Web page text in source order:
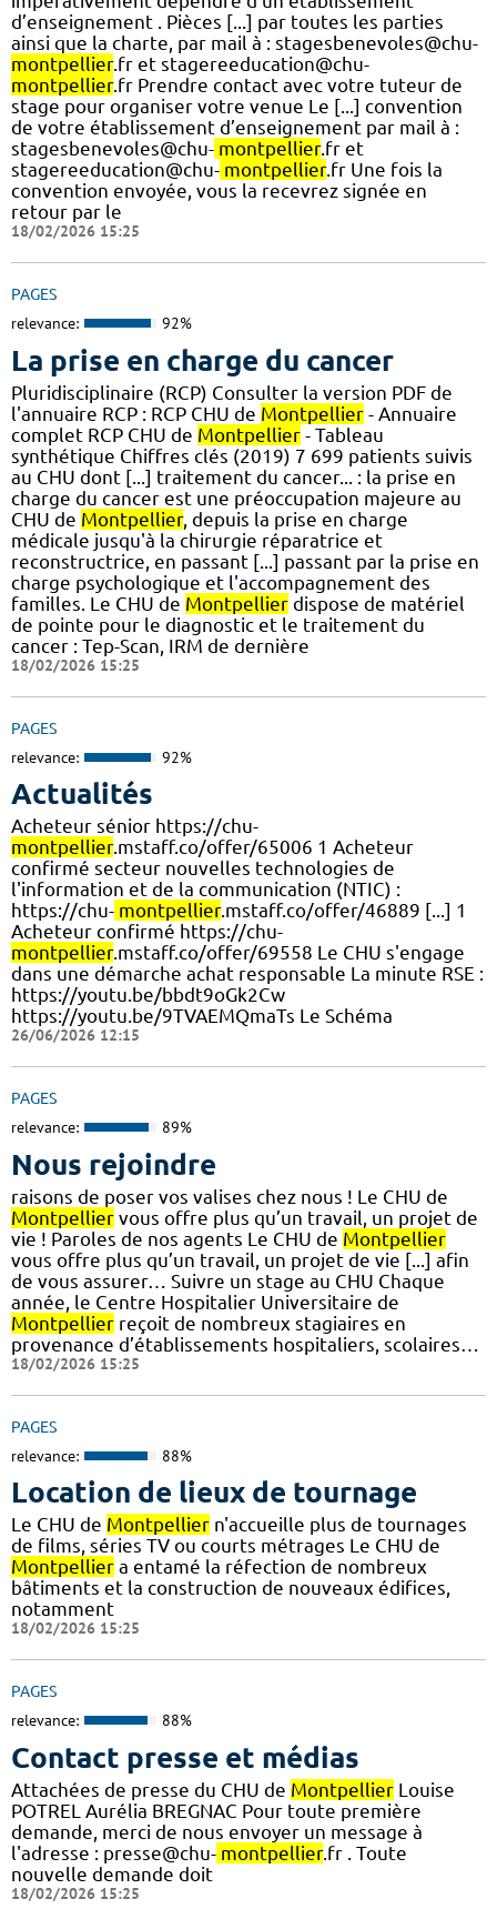
d’enseignement . Pièces [...] par toutes les parties
ainsi que la charte, par mail à : stagesbenevoles@chu-
montpellier.fr et stagereeducation@chu-
montpellier.fr Prendre contact avec votre tuteur de
stage pour organiser votre venue Le [...] convention
de votre établissement d’enseignement par mail à :
stagesbenevoles@chu- montpellier.fr et
stagereeducation@chu- montpellier.fr Une fois la
convention envoyée, vous la recevrez signée en
retour par le
18/02/2026 15:25
PAGES
relevance: 92%
La prise en charge du cancer
Pluridisciplinaire (RCP) Consulter la version PDF de
l'annuaire RCP : RCP CHU de Montpellier - Annuaire
complet RCP CHU de Montpellier - Tableau
synthétique Chiffres clés (2019) 7 699 patients suivis
au CHU dont [...] traitement du cancer... : la prise en
charge du cancer est une préoccupation majeure au
CHU de Montpellier, depuis la prise en charge
médicale jusqu'à la chirurgie réparatrice et
reconstructrice, en passant [...] passant par la prise en
charge psychologique et l'accompagnement des
familles. Le CHU de Montpellier dispose de matériel
de pointe pour le diagnostic et le traitement du
cancer : Tep-Scan, IRM de dernière
18/02/2026 15:25
PAGES
relevance: 92%
Actualités
Acheteur sénior https://chu-
montpellier.mstaff.co/offer/65006 1 Acheteur
confirmé secteur nouvelles technologies de
l'information et de la communication (NTIC) :
https://chu- montpellier.mstaff.co/offer/46889 [...] 1
Acheteur confirmé https://chu-
montpellier.mstaff.co/offer/69558 Le CHU s'engage
dans une démarche achat responsable La minute RSE :
https://youtu.be/bbdt9oGk2Cw
https://youtu.be/9TVAEMQmaTs Le Schéma
26/06/2026 12:15
PAGES
relevance: 89%
Nous rejoindre
raisons de poser vos valises chez nous ! Le CHU de
Montpellier vous offre plus qu’un travail, un projet de
vie ! Paroles de nos agents Le CHU de Montpellier
vous offre plus qu’un travail, un projet de vie [...] afin
de vous assurer… Suivre un stage au CHU Chaque
année, le Centre Hospitalier Universitaire de
Montpellier reçoit de nombreux stagiaires en
provenance d’établissements hospitaliers, scolaires…
18/02/2026 15:25
PAGES
relevance: 88%
Location de lieux de tournage
Le CHU de Montpellier n'accueille plus de tournages
de films, séries TV ou courts métrages Le CHU de
Montpellier a entamé la réfection de nombreux
bâtiments et la construction de nouveaux édifices,
notamment
18/02/2026 15:25
PAGES
relevance: 88%
Contact presse et médias
Attachées de presse du CHU de Montpellier Louise
POTREL Aurélia BREGNAC Pour toute première
demande, merci de nous envoyer un message à
l'adresse : presse@chu- montpellier.fr . Toute
nouvelle demande doit
18/02/2026 15:25